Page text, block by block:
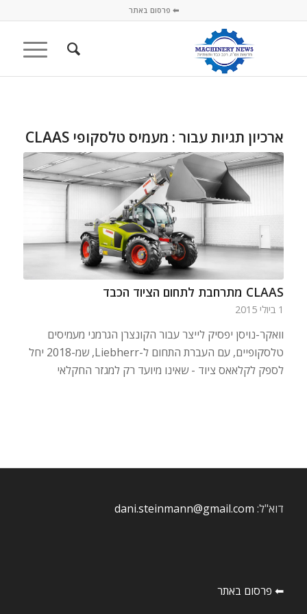
⬅ פרסום באתר
ארכיון תגיות עבור : מעמיס טלסקופי CLAAS
CLAAS מתרחבת לתחום הציוד הכבד
1 ביולי 2015
וואקר-נויסן יפסיק לייצר עבור הקונצרן הגרמני מעמיסים
טלסקופיים, עם העברת התחום ל-Liebherr, שמ-2018 יחל
לספק לקלאאס ציוד - שאינו מיועד רק למגזר החקלאי
דוא"ל: dani.steinmann@gmail.com
⬅ פרסום באתר